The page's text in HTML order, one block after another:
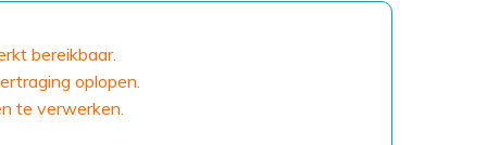
bereikbaar.
oplopen.
te verwerken.